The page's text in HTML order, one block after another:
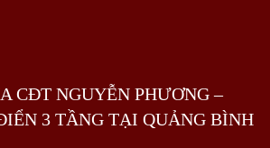
CĐT NGUYỄN PHƯƠNG –
3 TẦNG TẠI QUẢNG BÌNH